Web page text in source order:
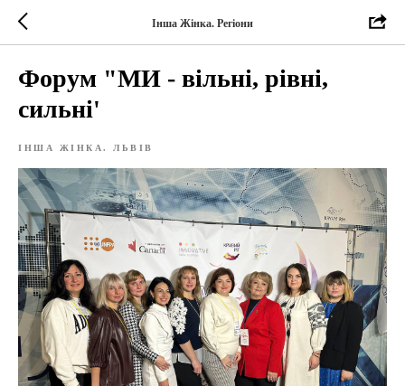
Інша Жінка. Регіони
Форум "МИ - вільні, рівні,
сильні'
ІНША ЖІНКА. ЛЬВІВ